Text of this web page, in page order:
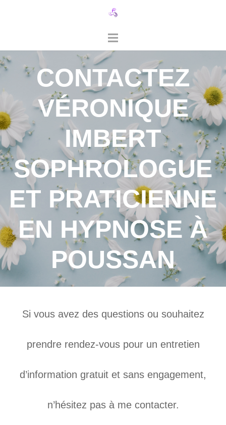
CONTACTEZ
VÉRONIQUE
IMBERT
SOPHROLOGUE
ET PRATICIENNE
EN HYPNOSE À
POUSSAN
Si vous avez des questions ou souhaitez
prendre rendez-vous pour un entretien
d’information gratuit et sans engagement,
n’hésitez pas à me contacter.